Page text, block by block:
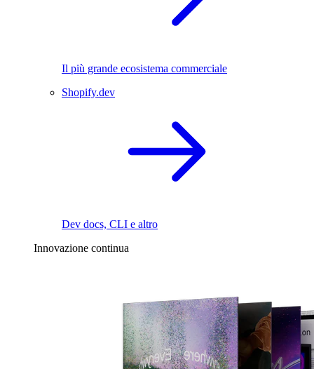
Il più grande ecosistema commerciale
Shopify.dev
Dev docs, CLI e altro
Innovazione continua